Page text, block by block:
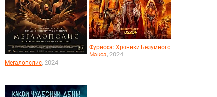
Мегалополис, 2024
Фуриоса: Хроники Безумного
Макса, 2024